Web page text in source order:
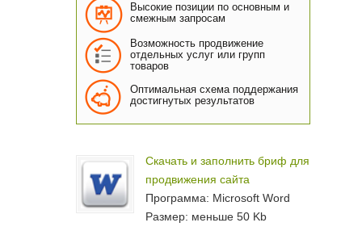
Высокие позиции по основным и
смежным запросам
Возможность продвижение
отдельных услуг или групп
товаров
Оптимальная схема поддержания
достигнутых результатов
Скачать и заполнить бриф для
продвижения сайта
Программа: Microsoft Word
Размер: меньше 50 Kb